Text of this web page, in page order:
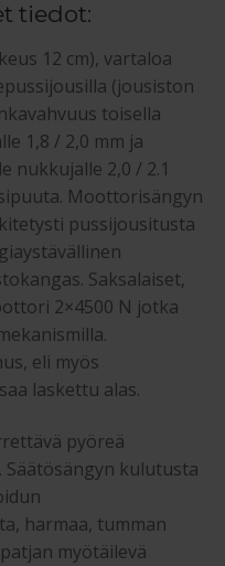
tiedot:
12 cm), vartaloa
(jousiston
toisella
1,8 / 2,0 mm ja
nukkujalle 2,0 / 2.1
Moottorisängyn
pussijousitusta
Saksalaiset,
2×4500 N jotka
eli myös
laskettu alas.
pyöreä
Säätösängyn kulutusta
harmaa, tumman
myötäilevä